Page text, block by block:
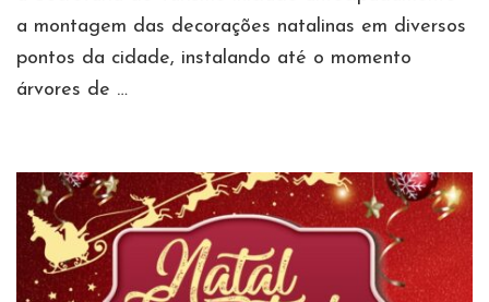
a montagem das decorações natalinas em diversos
pontos da cidade, instalando até o momento
árvores de …